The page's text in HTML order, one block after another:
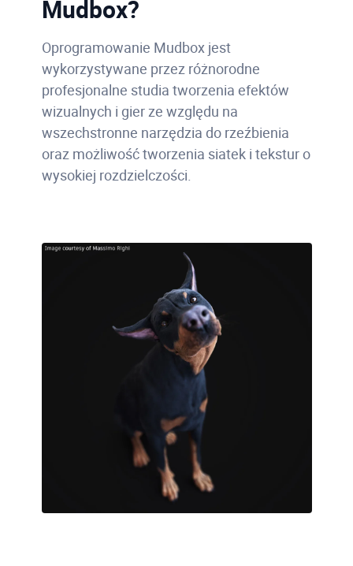
Mudbox?
Oprogramowanie Mudbox jest
wykorzystywane przez różnorodne
profesjonalne studia tworzenia efektów
wizualnych i gier ze względu na
wszechstronne narzędzia do rzeźbienia
oraz możliwość tworzenia siatek i tekstur o
wysokiej rozdzielczości.